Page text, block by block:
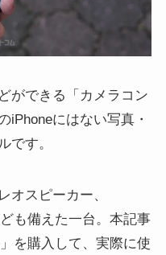
ができる「カメラコン
iPhoneにはない写真・
です。
オスピーカー、
も備えた一台。本記事
を購入して、実際に使